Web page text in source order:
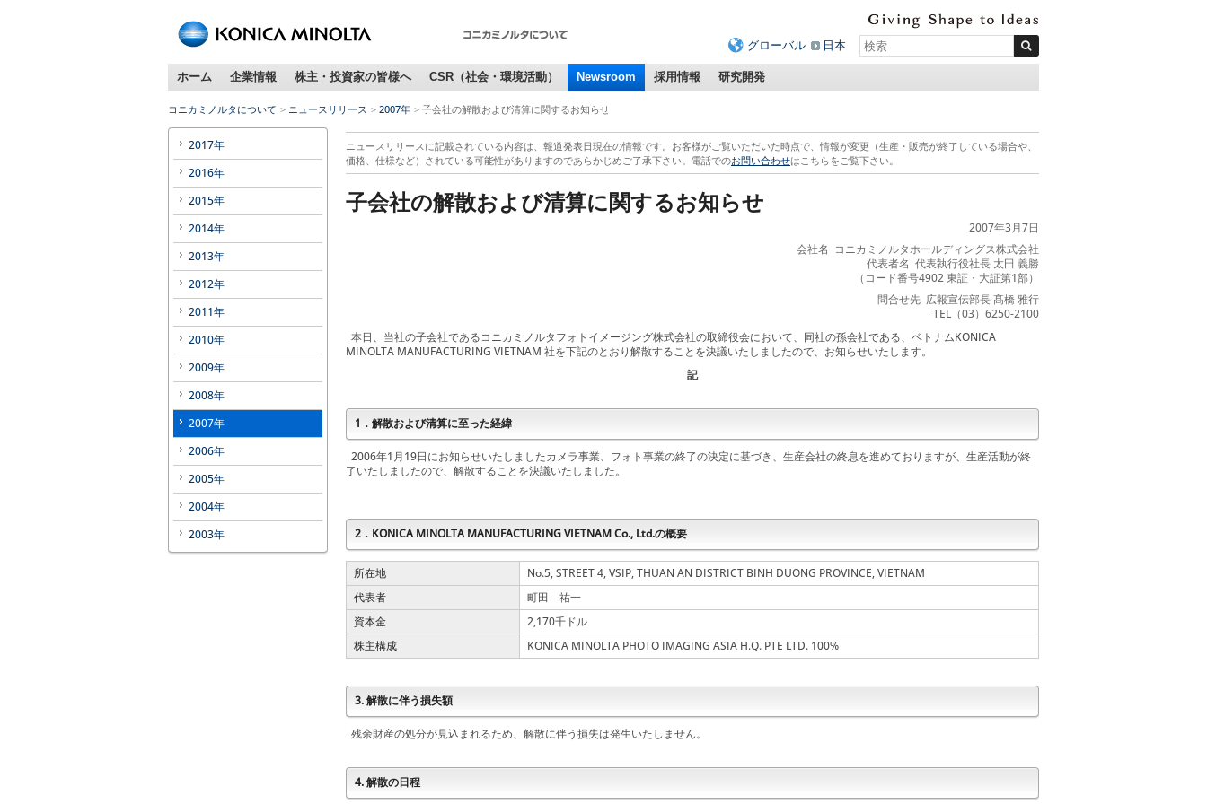
グローバル 日本
ホーム 企業情報 株主・投資家の皆様へ CSR（社会・環境活動） Newsroom 採用情報 研究開発
コニカミノルタについて ニュースリリース 2007年 子会社の解散および清算に関するお知らせ
ニュースリリースに記載されている内容は、報道発表日現在の情報です。お客様がご覧いただいた時点で、情報が変更（生産・販売が終了している場合や、
価格、仕様など）されている可能性がありますのであらかじめご了承下さい。電話でのお問い合わせはこちらをご覧下さい。
子会社の解散および清算に関するお知らせ
2007年3月7日
会社名 コニカミノルタホールディングス株式会社
代表者名 代表執行役社長 太田 義勝
（コード番号4902 東証・大証第1部）
問合せ先 広報宣伝部長 髙橋 雅行
TEL（03）6250-2100
本日、当社の子会社であるコニカミノルタフォトイメージング株式会社の取締役会において、同社の孫会社である、ベトナムKONICA
MINOLTA MANUFACTURING VIETNAM 社を下記のとおり解散することを決議いたしましたので、お知らせいたします。
記
1．解散および清算に至った経緯
2006年1月19日にお知らせいたしましたカメラ事業、フォト事業の終了の決定に基づき、生産会社の終息を進めておりますが、生産活動が終
了いたしましたので、解散することを決議いたしました。
2．KONICA MINOLTA MANUFACTURING VIETNAM Co., Ltd.の概要
所在地
No.5, STREET 4, VSIP, THUAN AN DISTRICT BINH DUONG PROVINCE, VIETNAM
代表者
町田 祐一
資本金
2,170千ドル
株主構成
KONICA MINOLTA PHOTO IMAGING ASIA H.Q. PTE LTD. 100%
3. 解散に伴う損失額
残余財産の処分が見込まれるため、解散に伴う損失は発生いたしません。
4. 解散の日程
2017年
2016年
2015年
2014年
2013年
2012年
2011年
2010年
2009年
2008年
2007年
2006年
2005年
2004年
2003年